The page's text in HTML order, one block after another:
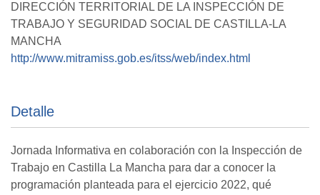
DIRECCIÓN TERRITORIAL DE LA INSPECCIÓN DE
TRABAJO Y SEGURIDAD SOCIAL DE CASTILLA-LA
MANCHA
http://www.mitramiss.gob.es/itss/web/index.html
Detalle
Jornada Informativa en colaboración con la Inspección de
Trabajo en Castilla La Mancha para dar a conocer la
programación planteada para el ejercicio 2022, qué